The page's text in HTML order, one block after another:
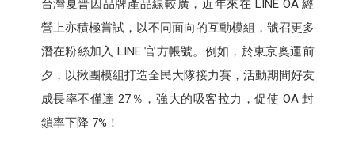
台灣夏普因品牌產品線較廣，近年來在 LINE OA 經
營上亦積極嘗試，以不同面向的互動模組，號召更多
潛在粉絲加入 LINE 官方帳號。例如，於東京奧運前
夕，以揪團模組打造全民大隊接力賽，活動期間好友
成長率不僅達 27％，強大的吸客拉力，促使 OA 封
鎖率下降 7%！